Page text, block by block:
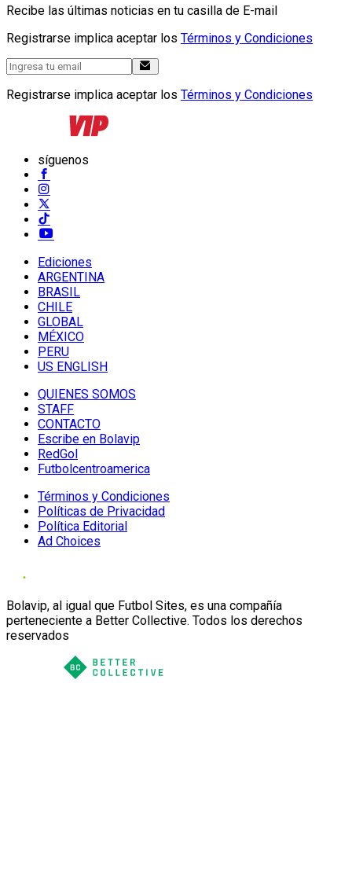
Recibe las últimas noticias en tu casilla de E-mail
Registrarse implica aceptar los Términos y Condiciones
Registrarse implica aceptar los Términos y Condiciones
síguenos
Ediciones
ARGENTINA
BRASIL
CHILE
GLOBAL
MÉXICO
PERU
US ENGLISH
QUIENES SOMOS
STAFF
CONTACTO
Escribe en Bolavip
RedGol
Futbolcentroamerica
Términos y Condiciones
Políticas de Privacidad
Política Editorial
Ad Choices
Bolavip, al igual que Futbol Sites, es una compañía
perteneciente a Better Collective. Todos los derechos
reservados